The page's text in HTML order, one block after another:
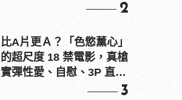
2
比A片更Ａ？「色慾薰心」
的超尺度 18 禁電影，真槍
實彈性愛、自慰、3P 直接
3